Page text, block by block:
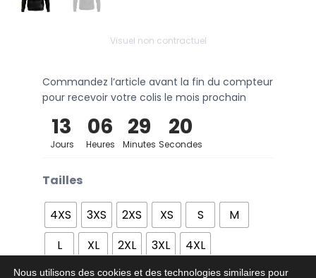
Visuel non contractuel
Commandez l’article avant la fin du compteur
pour recevoir votre colis le mois prochain
13
Jours
06
Heures
29
Minutes
20
Secondes
Tailles
4XS 3XS 2XS XS S
M
L
XL 2XL 3XL 4XL
Nous utilisons des cookies et des technologies similaires pour